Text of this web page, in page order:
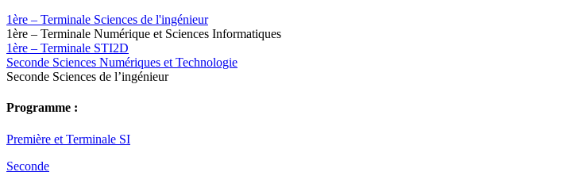
1ère – Terminale Sciences de l'ingénieur
1ère – Terminale Numérique et Sciences Informatiques
1ère – Terminale STI2D
Seconde Sciences Numériques et Technologie
Seconde Sciences de l’ingénieur
Programme :
Première et Terminale SI
Seconde